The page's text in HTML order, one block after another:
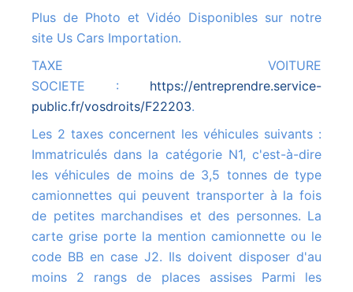
Plus de Photo et Vidéo Disponibles sur notre
site Us Cars Importation.
TAXE VOITURE
SOCIETE : https://entreprendre.service-
public.fr/vosdroits/F22203.
Les 2 taxes concernent les véhicules suivants :
Immatriculés dans la catégorie N1, c'est-à-dire
les véhicules de moins de 3,5 tonnes de type
camionnettes qui peuvent transporter à la fois
de petites marchandises et des personnes. La
carte grise porte la mention camionnette ou le
code BB en case J2. Ils doivent disposer d'au
moins 2 rangs de places assises Parmi les